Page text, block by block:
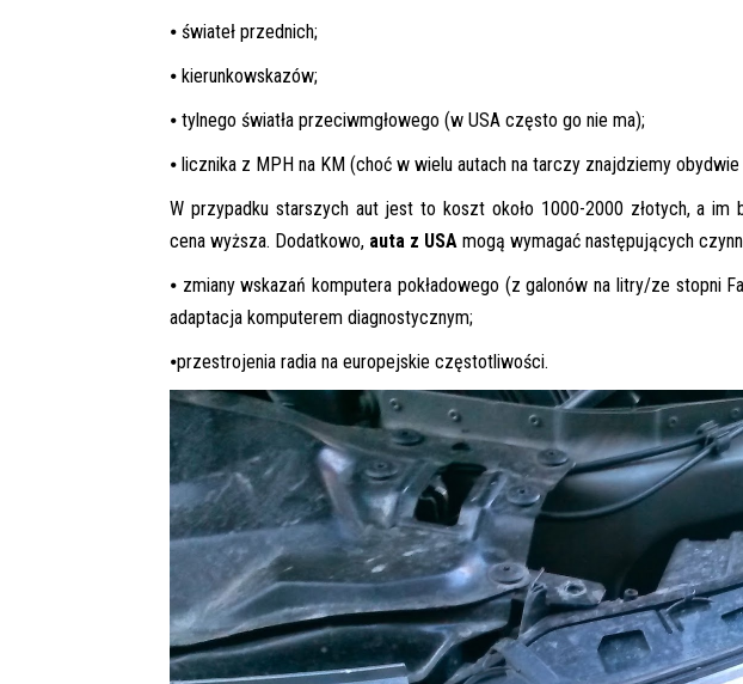
⦁ świateł przednich;
⦁ kierunkowskazów;
⦁ tylnego światła przeciwmgłowego (w USA często go nie ma);
⦁ licznika z MPH na KM (choć w wielu autach na tarczy znajdziemy
W przypadku starszych aut jest to koszt około 1000-2000 złotych, a im
cena wyższa. Dodatkowo, auta z USA mogą wymagać następujących
⦁ zmiany wskazań komputera pokładowego (z galonów na litry/ze stopni
adaptacja komputerem diagnostycznym;
⦁przestrojenia radia na europejskie częstotliwości.